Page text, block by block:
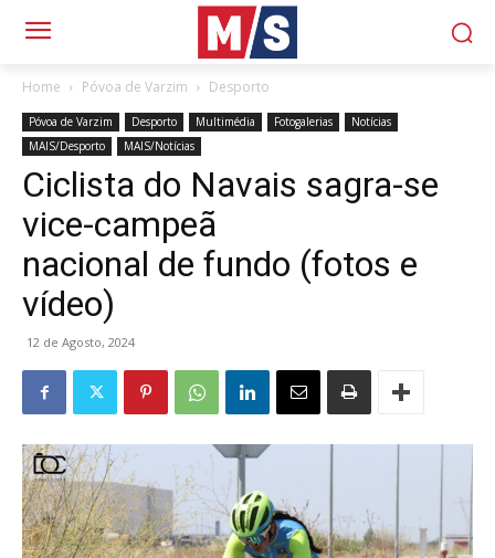
Home Póvoa de Varzim Desporto
Póvoa de Varzim Desporto Multimédia Fotogalerias
Notícias
MAIS/Desporto
MAIS/Notícias
Ciclista do Navais sagra-se
vice-campeã
nacional de fundo (fotos e
vídeo)
12 de Agosto, 2024